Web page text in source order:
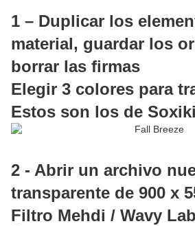
1 – Duplicar los
material, guardar los
borrar las firmas
Elegir 3 colores para
Estos son los de
2 - Abrir un archivo
transparente de 900 x
Filtro Mehdi / Wavy